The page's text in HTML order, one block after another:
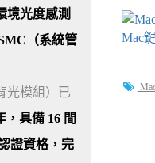
境光度感測
（系統管
光模組）已
，具備 16 間
證資格，完